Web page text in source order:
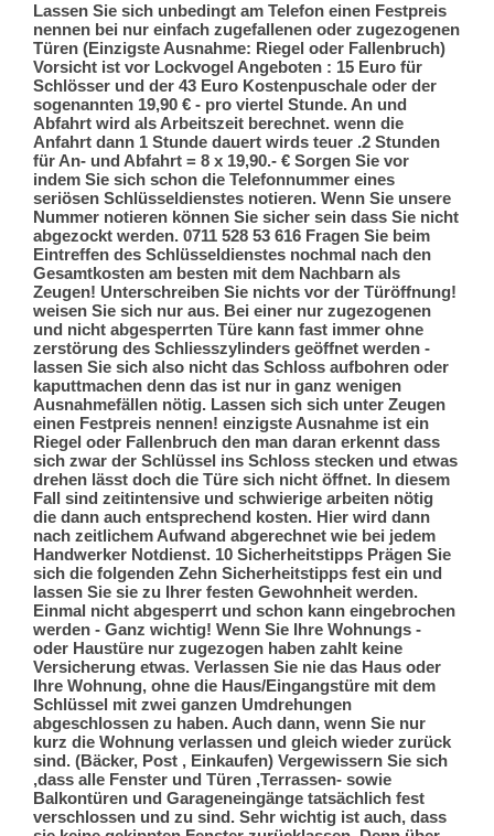
Lassen Sie sich unbedingt am Telefon einen Festpreis
nennen bei nur einfach zugefallenen oder zugezogenen
Türen (Einzigste Ausnahme: Riegel oder Fallenbruch)
Vorsicht ist vor Lockvogel Angeboten : 15 Euro für
Schlösser und der 43 Euro Kostenpuschale oder der
sogenannten 19,90 € - pro viertel Stunde. An und
Abfahrt wird als Arbeitszeit berechnet. wenn die
Anfahrt dann 1 Stunde dauert wirds teuer .2 Stunden
für An- und Abfahrt = 8 x 19,90.- € Sorgen Sie vor
indem Sie sich schon die Telefonnummer eines
seriösen Schlüsseldienstes notieren. Wenn Sie unsere
Nummer notieren können Sie sicher sein dass Sie nicht
abgezockt werden. 0711 528 53 616 Fragen Sie beim
Eintreffen des Schlüsseldienstes nochmal nach den
Gesamtkosten am besten mit dem Nachbarn als
Zeugen! Unterschreiben Sie nichts vor der Türöffnung!
weisen Sie sich nur aus. Bei einer nur zugezogenen
und nicht abgesperrten Türe kann fast immer ohne
zerstörung des Schliesszylinders geöffnet werden -
lassen Sie sich also nicht das Schloss aufbohren oder
kaputtmachen denn das ist nur in ganz wenigen
Ausnahmefällen nötig. Lassen sich sich unter Zeugen
einen Festpreis nennen! einzigste Ausnahme ist ein
Riegel oder Fallenbruch den man daran erkennt dass
sich zwar der Schlüssel ins Schloss stecken und etwas
drehen lässt doch die Türe sich nicht öffnet. In diesem
Fall sind zeitintensive und schwierige arbeiten nötig
die dann auch entsprechend kosten. Hier wird dann
nach zeitlichem Aufwand abgerechnet wie bei jedem
Handwerker Notdienst. 10 Sicherheitstipps Prägen Sie
sich die folgenden Zehn Sicherheitstipps fest ein und
lassen Sie sie zu Ihrer festen Gewohnheit werden.
Einmal nicht abgesperrt und schon kann eingebrochen
werden - Ganz wichtig! Wenn Sie Ihre Wohnungs -
oder Haustüre nur zugezogen haben zahlt keine
Versicherung etwas. Verlassen Sie nie das Haus oder
Ihre Wohnung, ohne die Haus/Eingangstüre mit dem
Schlüssel mit zwei ganzen Umdrehungen
abgeschlossen zu haben. Auch dann, wenn Sie nur
kurz die Wohnung verlassen und gleich wieder zurück
sind. (Bäcker, Post , Einkaufen) Vergewissern Sie sich
,dass alle Fenster und Türen ,Terrassen- sowie
Balkontüren und Garageneingänge tatsächlich fest
verschlossen und zu sind. Sehr wichtig ist auch, dass